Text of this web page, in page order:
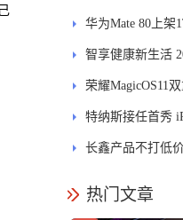
进
华为Mate 80上架
智享健康新生活
式开售
荣耀MagicOS11
特纳斯接任首秀
长鑫产品不打低
热门文章